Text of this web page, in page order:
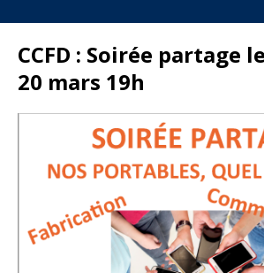
CCFD : Soirée partage
20 mars 19h